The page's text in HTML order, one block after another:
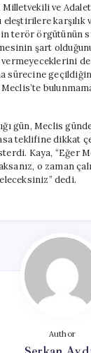
ve
eleştirilere
terör örgütünün
şart
sürecine
gün, Meclis
teklifine dikkat
Kaya, “Eğer
o zaman
dedi.
Author